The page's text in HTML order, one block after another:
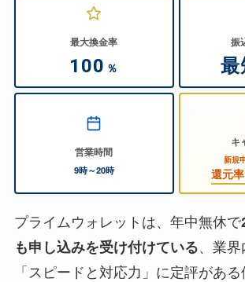
最大換金率
100 ％
振
最
営業時間
9時～20時
キ
新規
還元
プライムウォレットは、年中無休で
も申し込みを受け付けている、業
「スピードと対応力」に定評があ